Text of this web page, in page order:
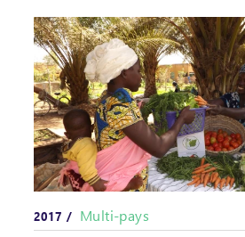
2017 / Multi-pays